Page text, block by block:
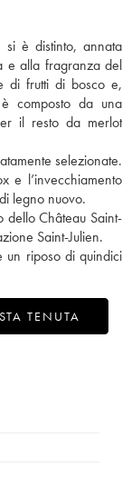
si è distinto, annata
e alla fragranza del
di frutti di bosco e,
composto da una
il resto da merlot
selezionate.
e l’invecchiamento
legno nuovo.
dello Château Saint-
Saint-Julien.
un riposo di quindici
TENUTA